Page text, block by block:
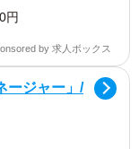
円
by 求人ボックス
ージャー」/